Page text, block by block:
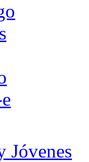
Jóvenes